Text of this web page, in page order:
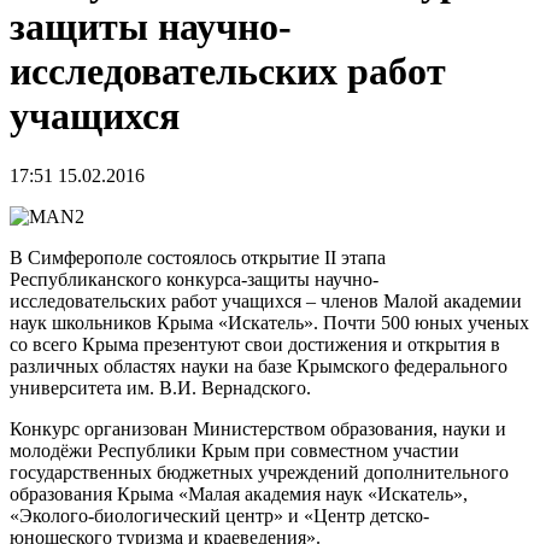
защиты научно-
исследовательских работ
учащихся
17:51 15.02.2016
В Симферополе состоялось открытие II этапа
Республиканского конкурса-защиты научно-
исследовательских работ учащихся – членов Малой академии
наук школьников Крыма «Искатель». Почти 500 юных ученых
со всего Крыма презентуют свои достижения и открытия в
различных областях науки на базе Крымского федерального
университета им. В.И. Вернадского.
Конкурс организован Министерством образования, науки и
молодёжи Республики Крым при совместном участии
государственных бюджетных учреждений дополнительного
образования Крыма «Малая академия наук «Искатель»,
«Эколого-биологический центр» и «Центр детско-
юношеского туризма и краеведения».